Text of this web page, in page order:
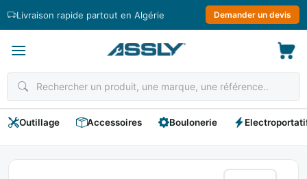
Livraison rapide partout en Algérie Demander un devis
Outillage Accessoires Boulonerie
PANDA